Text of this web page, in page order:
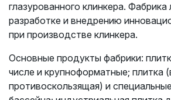
глазурованного клинкера. Фабрика
разработке и внедрению
при производстве клинкера.
Основные продукты фабрики:
числе и крупноформатные; плитка
противоскользящая) и